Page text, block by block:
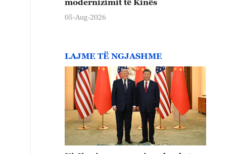
05-Aug-2026
LAJME TË NGJASHME